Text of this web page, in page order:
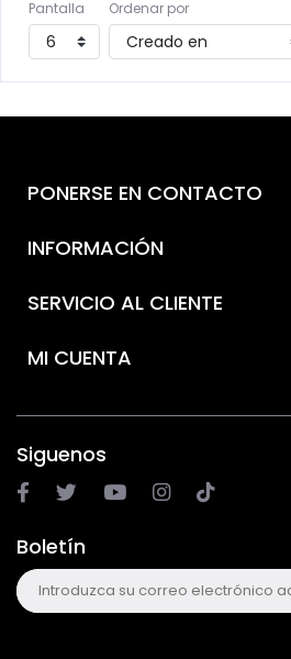
Pantalla Ordenar por
PONERSE EN CONTACTO
INFORMACIÓN
SERVICIO AL CLIENTE
MI CUENTA
Siguenos
Boletín